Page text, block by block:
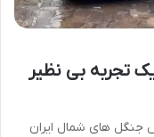
تجربه بی نظیر
های شمال ایران